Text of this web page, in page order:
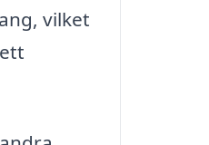
vilket